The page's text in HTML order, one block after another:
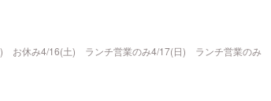
) お休み4/16(土) ランチ営業のみ4/17(日) ランチ営業のみ